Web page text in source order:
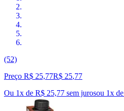
(52)
Preço R$ 25,77R$ 25,77
Ou 1x de R$ 25,77 sem jurosou 1x de